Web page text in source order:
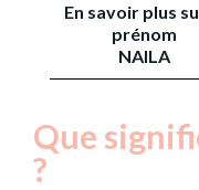
En savoir plus
prénom
NAILA
Que
?